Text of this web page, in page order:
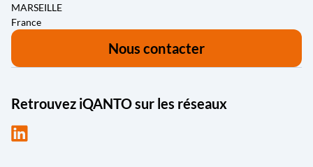
MARSEILLE
France
Nous contacter
Retrouvez iQANTO sur les réseaux